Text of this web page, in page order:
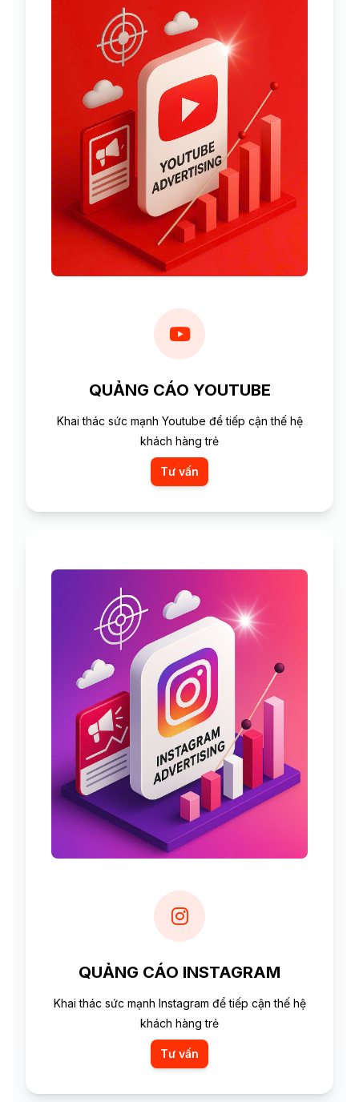
QUẢNG CÁO YOUTUBE
Khai thác sức mạnh Youtube để tiếp cận thế hệ
khách hàng trẻ
Tư vấn
QUẢNG CÁO INSTAGRAM
Khai thác sức mạnh Instagram để tiếp cận thế hệ
khách hàng trẻ
Tư vấn